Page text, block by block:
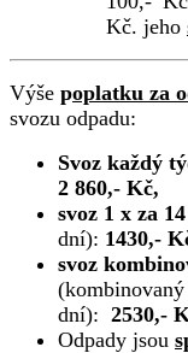
Kč. jeho
Výše poplatku za
svozu odpadu:
Svoz každý
2 860,- Kč,
svoz 1 x za
dní): 1430,-
svoz
dní): 2530,-
Odpady jsou